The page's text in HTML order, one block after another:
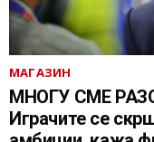
МАГАЗИН
МНОГУ СМЕ
Играчите се